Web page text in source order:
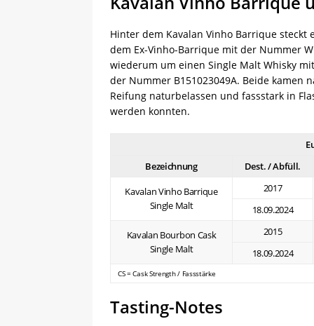
Hinter dem Kavalan Vinho Barrique
dem Ex-Vinho-Barrique mit der Nummer
wiederum um einen Single Malt Whisky
der Nummer B151023049A. Beide kamen
Reifung naturbelassen und fassstark in
werden konnten.
Bezeichnung
Dest. / Abfüll.
Kavalan Vinho Barrique
Single Malt
2017
18.09.2024
Kavalan Bourbon Cask
Single Malt
2015
18.09.2024
CS = Cask Strength / Fassstärke
Tasting-Notes